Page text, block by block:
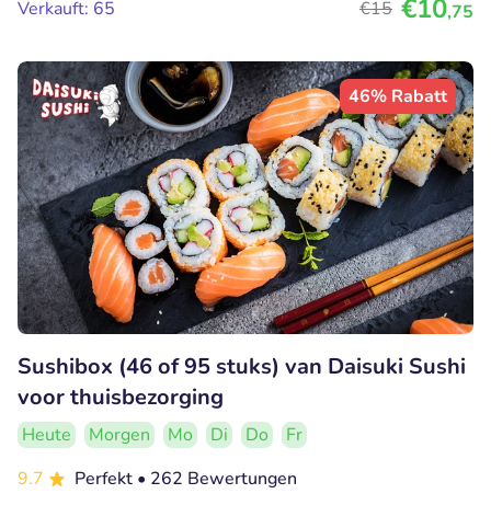
Verkauft: 65 €15 €10,75
46% Rabatt
Sushibox (46 of 95 stuks) van Daisuki Sushi
voor thuisbezorging
Heute Morgen Mo Di Do
Fr
9.7
Perfekt • 262 Bewertungen